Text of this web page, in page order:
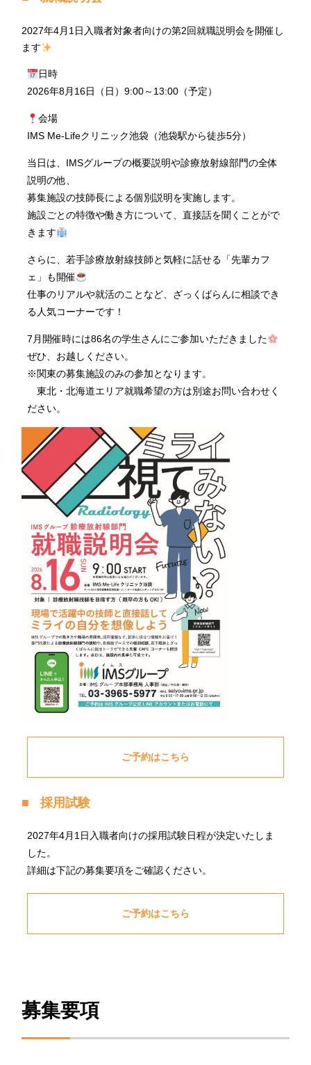
2027年4月1日入職者対象者向けの第2回就職説明会を開催し
ます
日時
2026年8月16日（日）9:00～13:00（予定）
会場
IMS Me-Lifeクリニック池袋（池袋駅から徒歩5分）
当日は、IMSグループの概要説明や診療放射線部門の全体
説明の他、
募集施設の技師長による個別説明を実施します。
施設ごとの特徴や働き方について、直接話を聞くことがで
きます
さらに、若手診療放射線技師と気軽に話せる「先輩カフ
ェ」も開催
仕事のリアルや就活のことなど、ざっくばらんに相談でき
る人気コーナーです！
7月開催時には86名の学生さんにご参加いただきました
ぜひ、お越しください。
※関東の募集施設のみの参加となります。
東北・北海道エリア就職希望の方は別途お問い合わせく
ださい。
ご予約はこちら
採用試験
2027年4月1日入職者向けの採用試験日程が決定いたしま
した。
詳細は下記の募集要項をご確認ください。
ご予約はこちら
募集要項